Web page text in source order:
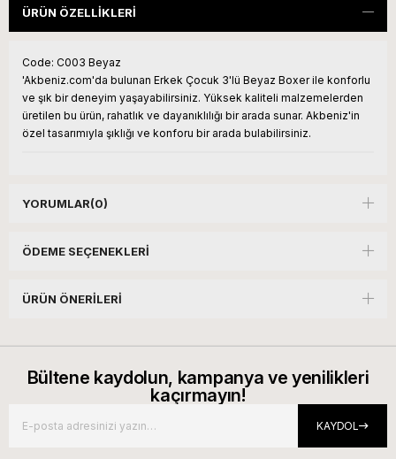
ÜRÜN ÖZELLIKLERI
Code: C003 Beyaz
'Akbeniz.com'da bulunan Erkek Çocuk 3'lü Beyaz Boxer ile konforlu
ve şık bir deneyim yaşayabilirsiniz. Yüksek kaliteli malzemelerden
üretilen bu ürün, rahatlık ve dayanıklılığı bir arada sunar. Akbeniz'in
özel tasarımıyla şıklığı ve konforu bir arada bulabilirsiniz.
YORUMLAR(0)
ÖDEME SEÇENEKLERI
ÜRÜN ÖNERILERI
Bültene kaydolun, kampanya ve yenilikleri
kaçırmayın!
KAYDOL